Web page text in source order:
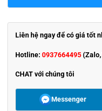
Liên hệ ngay để có giá tốt
Hotline: 0937664495
CHAT với chúng tôi
Messenger